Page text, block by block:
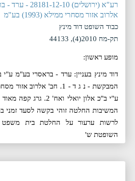
רע"א (ירושלים)
אלרוב אזור מסחרי ממילא (1993) בע"מ
כבוד השופט דוד מינץ
תק-מח 2010(4), 44133
מופע ראשון:
דוד מינץ בעניין: ערד - בראסרי בע"מ
ע"י ב"כ אלון יואלי ואח'
המשיבות החלטה זוהי בקשה לסעד זמני
לרשות ערעור על החלטת בית משפט
השופטת ש'